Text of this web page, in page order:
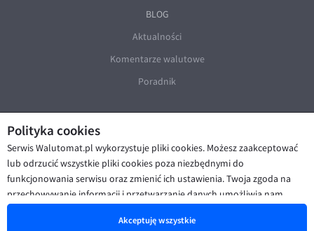
Polityka cookies
Serwis Walutomat.pl wykorzystuje pliki cookies. Możesz zaakceptować
lub odrzucić wszystkie pliki cookies poza niezbędnymi do
funkcjonowania serwisu oraz zmienić ich ustawienia. Twoja zgoda na
przechowywanie informacji i przetwarzanie danych umożliwia nam
poprawę funkcjonalności strony oraz prezentowanie Ci
spersonalizowanych treści i reklam. Więcej informacji znajdziesz w naszej
Akceptuję wszystkie
BLOG
Aktualności
Komentarze walutowe
Poradnik
© Walutomat 2026 | Regulaminy
|
Polityka prywatności i cookies | Deklaracja dostępności